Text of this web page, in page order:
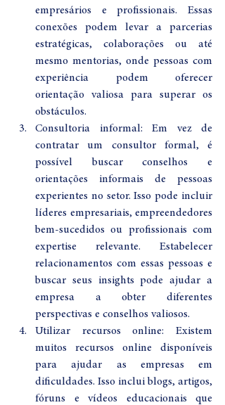
empresários e profissionais. Essas
conexões podem levar a parcerias
estratégicas, colaborações ou até
mesmo mentorias, onde pessoas com
experiência podem oferecer
orientação valiosa para superar os
obstáculos.
Consultoria informal: Em vez de
contratar um consultor formal, é
possível buscar conselhos e
orientações informais de pessoas
experientes no setor. Isso pode incluir
líderes empresariais, empreendedores
bem-sucedidos ou profissionais com
expertise relevante. Estabelecer
relacionamentos com essas pessoas e
buscar seus insights pode ajudar a
empresa a obter diferentes
perspectivas e conselhos valiosos.
Utilizar recursos online: Existem
muitos recursos online disponíveis
para ajudar as empresas em
dificuldades. Isso inclui blogs, artigos,
fóruns e vídeos educacionais que